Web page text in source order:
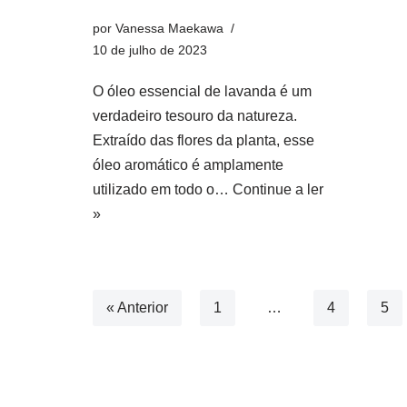
por Vanessa Maekawa
10 de julho de 2023
O óleo essencial de lavanda é um
verdadeiro tesouro da natureza.
Extraído das flores da planta, esse
óleo aromático é amplamente
utilizado em todo o… Continue a ler
»
« Anterior 1 … 4 5